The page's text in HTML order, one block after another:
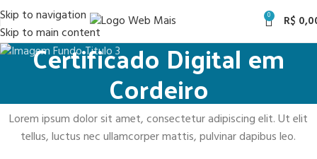
Skip to navigation
Skip to main content
0 R$
Certificado Digital em
Cordeiro
Lorem ipsum dolor sit amet, consectetur adipiscing elit. Ut elit
tellus, luctus nec ullamcorper mattis, pulvinar dapibus leo.